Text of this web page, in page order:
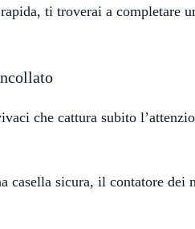
ti troverai a completare
che cattura subito
casella sicura, il contatore